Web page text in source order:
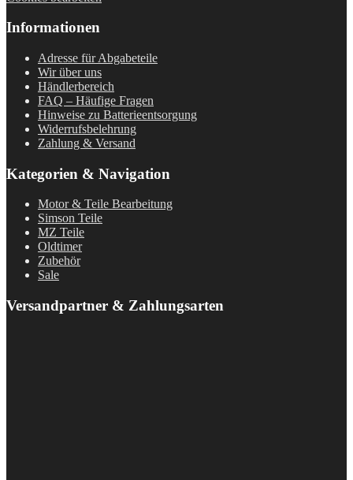
Informationen
Adresse für Abgabeteile
Wir über uns
Händlerbereich
FAQ – Häufige Fragen
Hinweise zu Batterieentsorgung
Widerrufsbelehrung
Zahlung & Versand
Kategorien & Navigation
Motor & Teile Bearbeitung
Simson Teile
MZ Teile
Oldtimer
Zubehör
Sale
Versandpartner & Zahlungsarten